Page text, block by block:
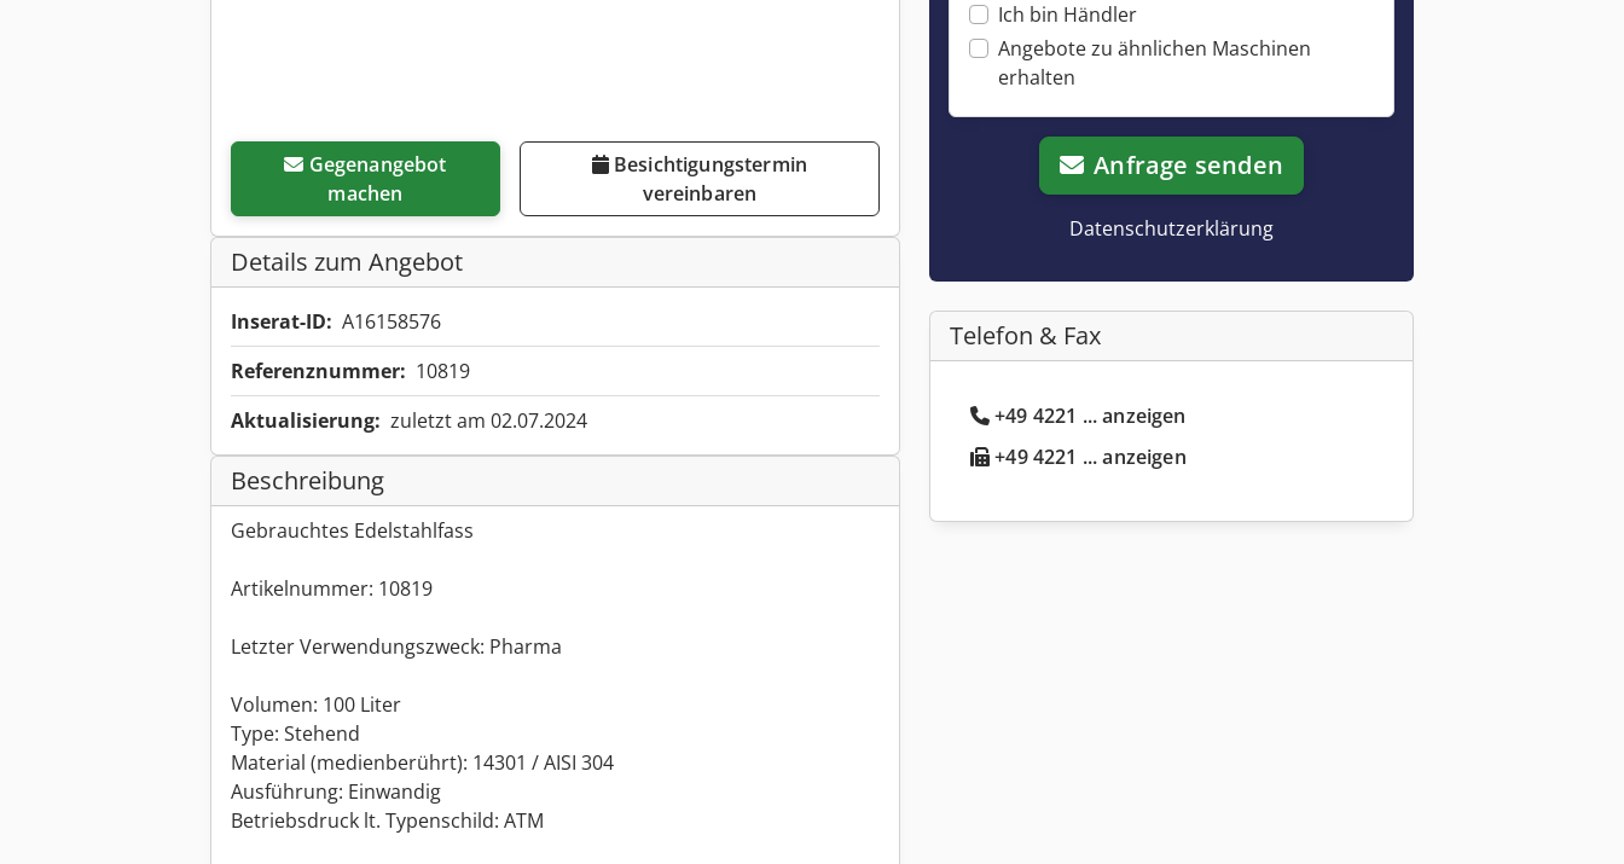
machen
Besichtigungstermin
vereinbaren
Details zum Angebot
Inserat-ID: A16158576
Referenznummer: 10819
Aktualisierung: zuletzt am 02.07.2024
Beschreibung
Gebrauchtes Edelstahlfass
Artikelnummer: 10819
Letzter Verwendungszweck: Pharma
Volumen: 100 Liter
Type: Stehend
Material (medienberührt): 14301 / AISI 304
Ausführung: Einwandig
Betriebsdruck lt. Typenschild: ATM
Ich bin Händler
Angebote zu ähnlichen Maschinen
erhalten
Anfrage senden
Datenschutzerklärung
Telefon & Fax
+49 4221 ... anzeigen
+49 4221 ... anzeigen